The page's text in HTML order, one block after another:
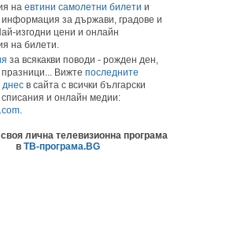
на евтини самолетни билети и
за държави, градове и
изгодни цени и онлайн
на билети.
за всякакви поводи - рожден ден,
Вижте последните
днес в сайта с всички български
списания и онлайн медии:
.
лична телевизионна програма
в ТВ-програма.BG